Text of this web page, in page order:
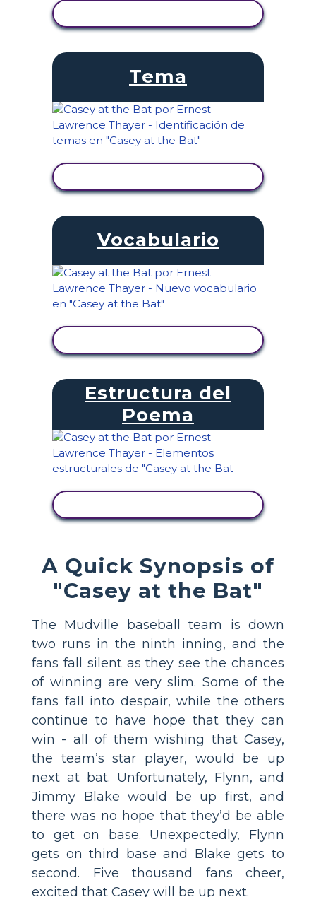
Tema
Vocabulario
Estructura del
Poema
A Quick Synopsis of
"Casey at the Bat"
The Mudville baseball team is down
two runs in the ninth inning, and the
fans fall silent as they see the chances
of winning are very slim. Some of the
fans fall into despair, while the others
continue to have hope that they can
win - all of them wishing that Casey,
the team’s star player, would be up
next at bat. Unfortunately, Flynn, and
Jimmy Blake would be up first, and
there was no hope that they’d be able
to get on base. Unexpectedly, Flynn
gets on third base and Blake gets to
second. Five thousand fans cheer,
excited that Casey will be up next.